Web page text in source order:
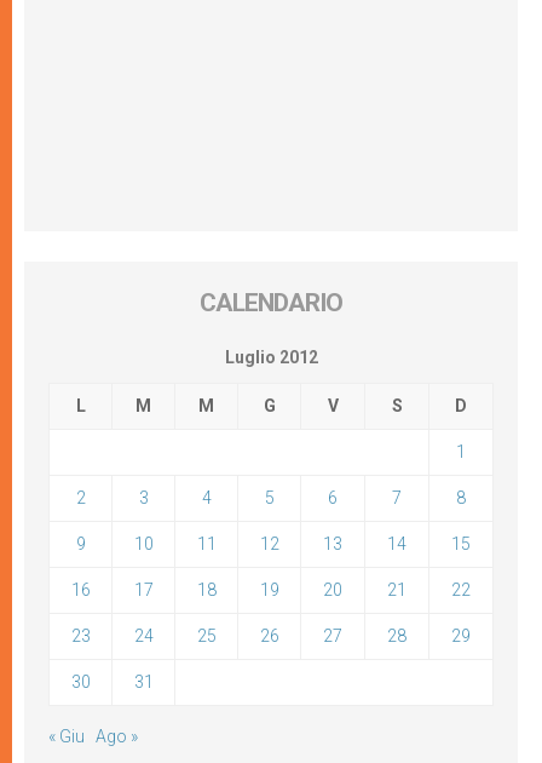
CALENDARIO
Luglio 2012
L M M G V S D
1
2 3 4 5 6 7 8
9 10 11 12 13 14 15
16 17 18 19 20 21 22
23 24 25 26 27 28 29
30 31
« Giu Ago »